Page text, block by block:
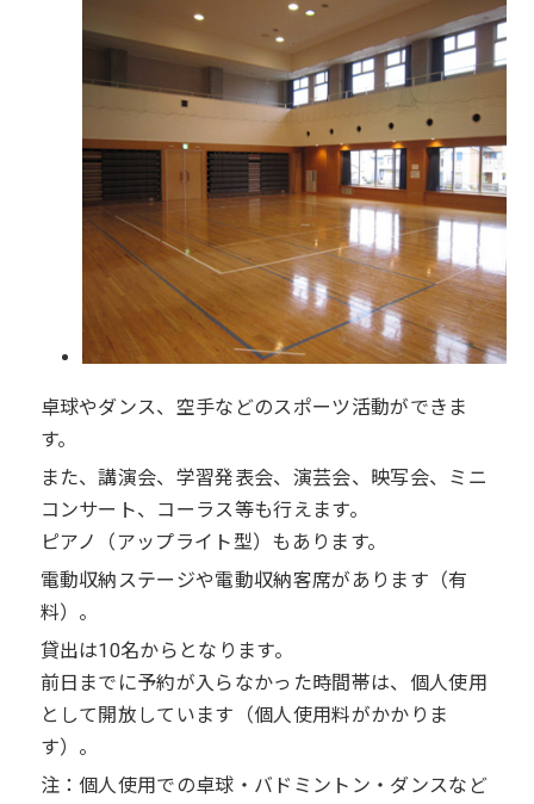
卓球やダンス、空手などのスポーツ活動ができま
す。
また、講演会、学習発表会、演芸会、映写会、ミニ
コンサート、コーラス等も行えます。
ピアノ（アップライト型）もあります。
電動収納ステージや電動収納客席があります（有
料）。
貸出は10名からとなります。
前日までに予約が入らなかった時間帯は、個人使用
として開放しています（個人使用料がかかりま
す）。
注：個人使用での卓球・バドミントン・ダンスなど